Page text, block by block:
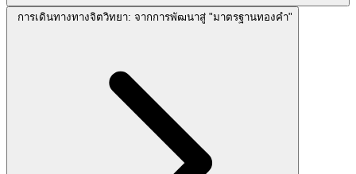
การเดินทางทางจิตวิทยา: จากการพัฒนาสู่ "มาตรฐานทองคำ"